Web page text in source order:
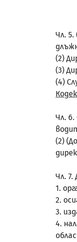
Чл.
(2)
(3)
(4)
Чл.
(2)
Чл.
1.
2.
3.
4.